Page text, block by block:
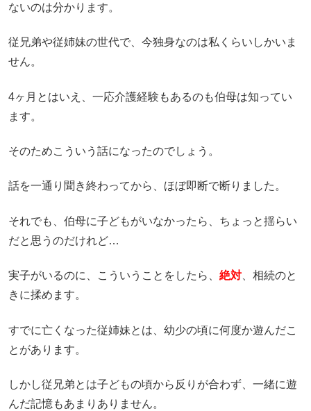
ないのは分かります。
従兄弟や従姉妹の世代で、今独身なのは私くらいしかいま
せん。
4ヶ月とはいえ、一応介護経験もあるのも伯母は知ってい
ます。
そのためこういう話になったのでしょう。
話を一通り聞き終わってから、ほぼ即断で断りました。
それでも、伯母に子どもがいなかったら、ちょっと揺らい
だと思うのだけれど…
実子がいるのに、こういうことをしたら、 絶対 、相続のと
きに揉めます。
すでに亡くなった従姉妹とは、幼少の頃に何度か遊んだこ
とがあります。
しかし従兄弟とは子どもの頃から反りが合わず、一緒に遊
んだ記憶もあまりありません。